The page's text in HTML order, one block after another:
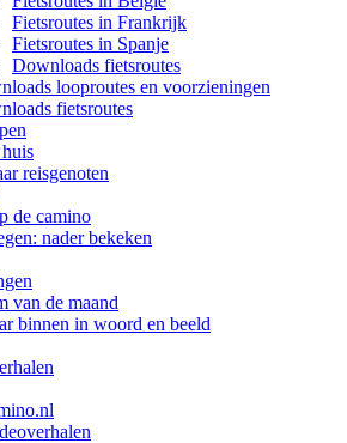
Fietsroutes in Frankrijk
Fietsroutes in Spanje
Downloads fietsroutes
looproutes en voorzieningen
fietsroutes
reisgenoten
de camino
nader bekeken
van de maand
binnen in woord en beeld